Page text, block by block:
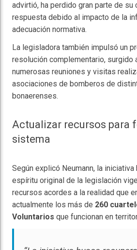
advirtió, ha perdido gran parte de su
respuesta debido al impacto de la
adecuación normativa.
La legisladora también impulsó un
resolución complementario, surgido
numerosas reuniones y visitas
asociaciones de bomberos de
bonaerenses.
Actualizar recursos para
sistema
Según explicó Neumann, la iniciativa
espíritu original de la legislación
recursos acordes a la realidad que
actualmente los más de 260
Voluntarios que funcionan en